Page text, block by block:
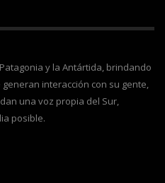
y la Antártida, brindando
interacción con su gente,
una voz propia del Sur,
posible.